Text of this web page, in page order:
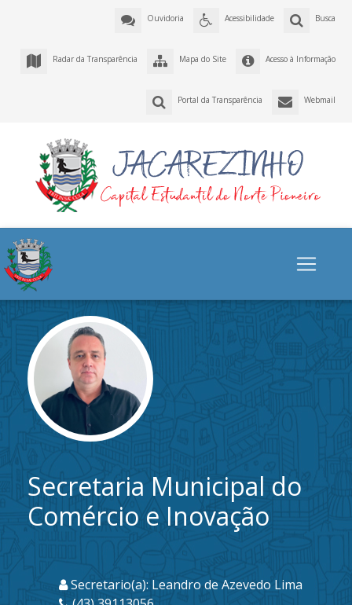
Busca
Acessibilidade
Ouvidoria
Acesso à Informação
Mapa do Site
Radar da Transparência
Webmail
Portal da Transparência
Secretaria Municipal do
Comércio e Inovação
Secretario(a): Leandro de Azevedo Lima